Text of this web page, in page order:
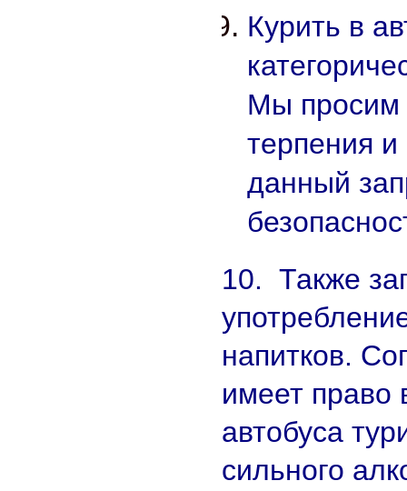
Курить в
Мы просим
терпения
данный
10. Также
напитков.
имеет право
автобуса
сильного